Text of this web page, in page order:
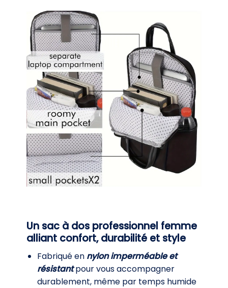
Un sac à dos professionnel femme
alliant confort, durabilité et style
Fabriqué en nylon imperméable et
résistantpour vous accompagner
durablement, même par temps humide